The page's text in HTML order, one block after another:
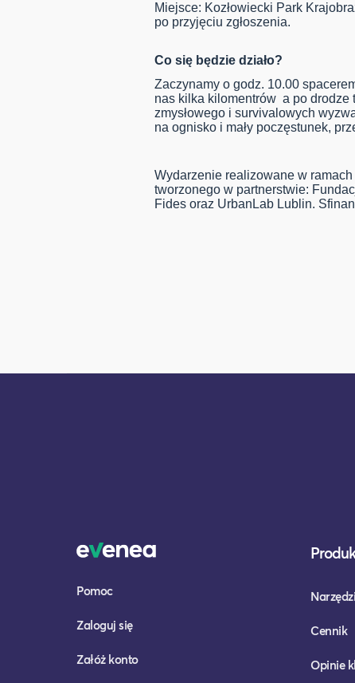
Miejsce: Kozłowiecki Park
po przyjęciu zgłoszenia.
Co się będzie działo?
Zaczynamy o godz. 10.00
nas kilka kilomentrów a po drodze
zmysłowego i survivalowych
na ognisko i mały poczęstunek,
Wydarzenie realizowane w
tworzonego w partnerstwie:
Fides oraz UrbanLab Lublin.
Pomoc
Zaloguj się
Załóż konto
Cennik
Opinie